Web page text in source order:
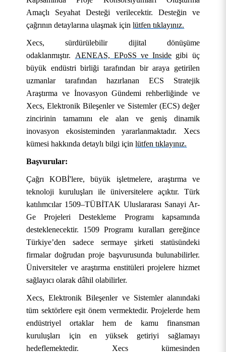
KURUMSAL
Hakkımızda
Tarihçe
Misyon, Vizyon ve Temel Değerler
Üniversite Yönetimi
Rektör
Stratejik Yönetim
AKADEMİK
Lisansüstü Eğitim Enstitüsü
Fakülteler
ÖĞRENCİ
Öğrenci İşleri Bilgi Sistemi
ARAŞTIRMA
Amaçlı Seyahat Desteği verilecektir. Desteğin ve
çağrının detaylarına ulaşmak içinlütfen tıklayınız.
Xecs, sürdürülebilir dijital dönüşüme
odaklanmıştır. AENEAS, EPoSS ve Inside gibi üç
büyük endüstri birliği tarafından bir araya getirilen
uzmanlar tarafından hazırlanan ECS Stratejik
Araştırma ve İnovasyon Gündemi rehberliğinde ve
Xecs, Elektronik Bileşenler ve Sistemler (ECS) değer
zincirinin tamamını ele alan ve geniş dinamik
inovasyon ekosisteminden yararlanmaktadır. Xecs
kümesi hakkında detaylı bilgi içinlütfen tıklayınız.
Başvurular:
Çağrı KOBİ'lere, büyük işletmelere, araştırma ve
teknoloji kuruluşları ile üniversitelere açıktır. Türk
katılımcılar 1509–TÜBİTAK Uluslararası Sanayi Ar-
Ge Projeleri Destekleme Programı kapsamında
desteklenecektir. 1509 Programı kuralları gereğince
Türkiye’den sadece sermaye şirketi statüsündeki
firmalar doğrudan proje başvurusunda bulunabilirler.
Üniversiteler ve araştırma enstitüleri projelere hizmet
sağlayıcı olarak dâhil olabilirler.
Xecs, Elektronik Bileşenler ve Sistemler alanındaki
tüm sektörlere eşit önem vermektedir. Projelerde hem
endüstriyel ortaklar hem de kamu finansman
kuruluşları için en yüksek getiriyi sağlamayı
hedeflemektedir. Xecs kümesinden